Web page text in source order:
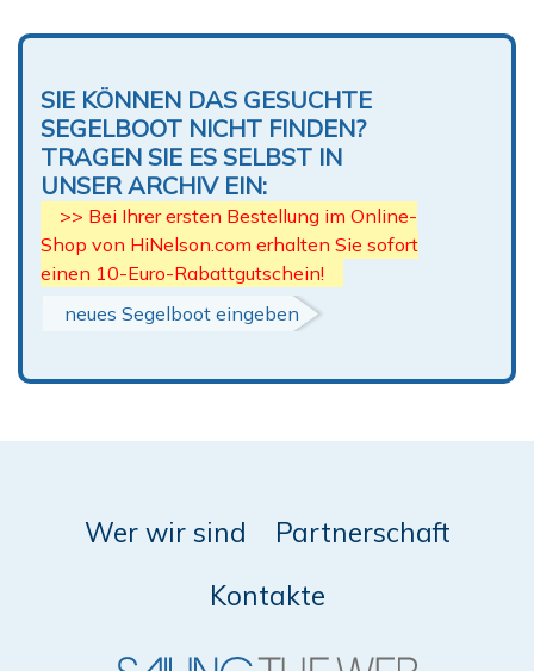
SIE KÖNNEN DAS GESUCHTE
SEGELBOOT NICHT FINDEN?
TRAGEN SIE ES SELBST IN
UNSER ARCHIV EIN:
>> Bei Ihrer ersten Bestellung im Online-
Shop von HiNelson.com erhalten Sie sofort
einen 10-Euro-Rabattgutschein!
neues Segelboot eingeben
Wer wir sind
Partnerschaft
Kontakte